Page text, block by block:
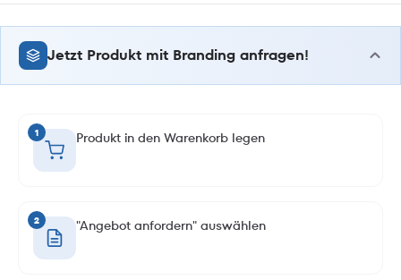
Jetzt Produkt mit Branding anfragen!
1 Produkt in den Warenkorb legen
2 "Angebot anfordern" auswählen